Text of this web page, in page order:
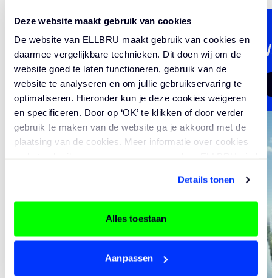
Deze website maakt gebruik van cookies
De website van ELLBRU maakt gebruik van cookies en
daarmee vergelijkbare technieken. Dit doen wij om de
website goed te laten functioneren, gebruik van de
website te analyseren en om jullie gebruikservaring te
optimaliseren. Hieronder kun je deze cookies weigeren
en specificeren. Door op ‘OK’ te klikken of door verder
gebruik te maken van de website ga je akkoord met de
plaatsing van de cookies. Meer informatie over cookies
Details tonen
Alles toestaan
Aanpassen